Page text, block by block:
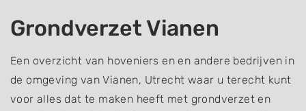
Grondverzet Vianen
Een overzicht van hoveniers en en andere bedrijven in
de omgeving van Vianen, Utrecht waar u terecht kunt
voor alles dat te maken heeft met grondverzet en